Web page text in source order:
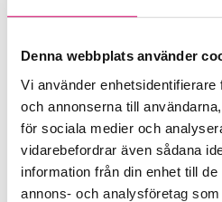
Denna webbplats använder
Vi använder
och annonserna till
för sociala medier och
vidarebefordrar även sådana
information från din enhet till
annons- och analysföretag
Remote
Srf Auktoriserade
Naika Gloria